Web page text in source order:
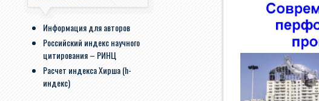
Информация для авторов
Российский индекс научного
цитирования – РИНЦ
Расчет индекса Хирша (h-
индекс)